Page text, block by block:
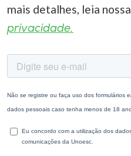
mais detalhes, leia nossa
privacidade.